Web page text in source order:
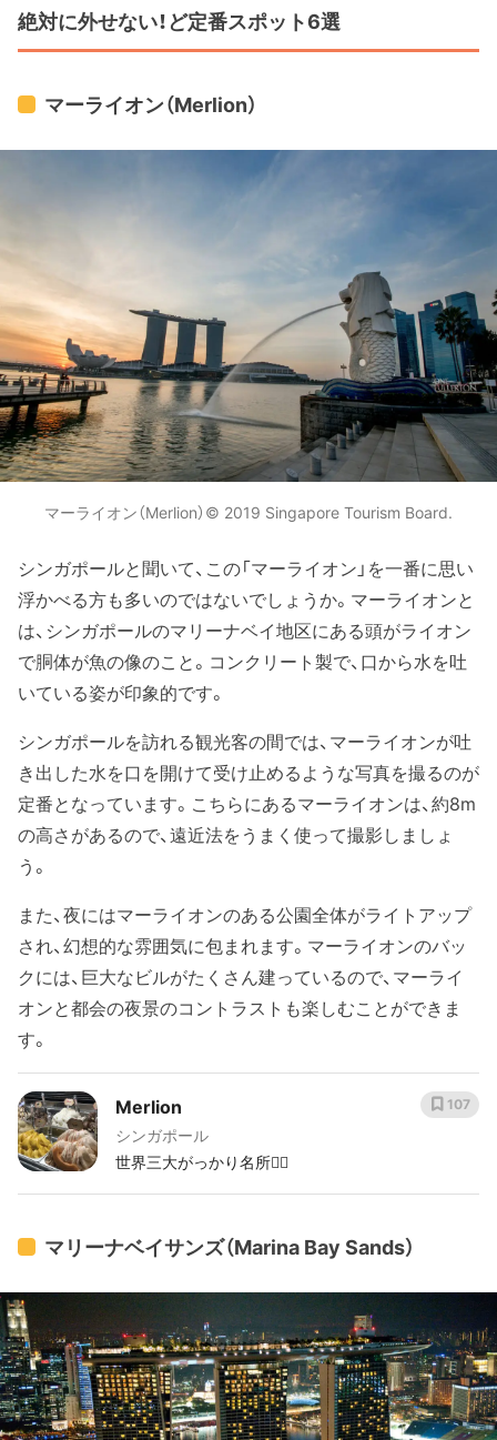
絶対に外せない！ど定番スポット6選
マーライオン（Merlion）
マーライオン（Merlion）© 2019 Singapore Tourism Board.
シンガポールと聞いて、この「マーライオン」を一番に思い
浮かべる方も多いのではないでしょうか。マーライオンと
は、シンガポールのマリーナベイ地区にある頭がライオン
で胴体が魚の像のこと。コンクリート製で、口から水を吐
いている姿が印象的です。
シンガポールを訪れる観光客の間では、マーライオンが吐
き出した水を口を開けて受け止めるような写真を撮るのが
定番となっています。こちらにあるマーライオンは、約8m
の高さがあるので、遠近法をうまく使って撮影しましょ
う。
また、夜にはマーライオンのある公園全体がライトアップ
され、幻想的な雰囲気に包まれます。マーライオンのバッ
クには、巨大なビルがたくさん建っているので、マーライ
オンと都会の夜景のコントラストも楽しむことができま
す。
Merlion
シンガポール
世界三大がっかり名所🤷‍♀️
107
マリーナベイサンズ（Marina Bay Sands）